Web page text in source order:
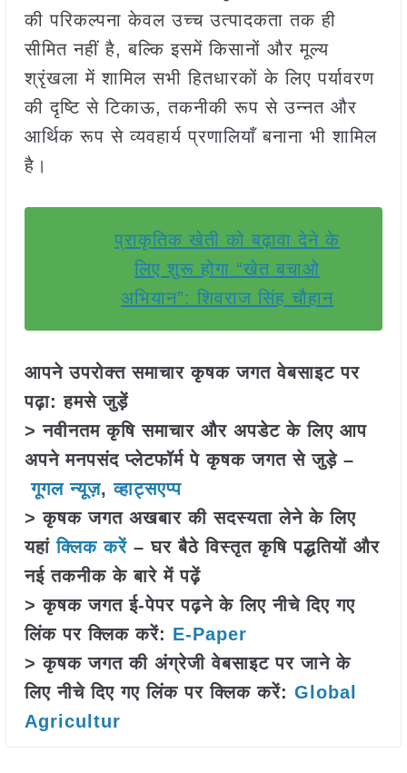
की परिकल्पना केवल उच्च उत्पादकता तक ही
सीमित नहीं है, बल्कि इसमें किसानों और मूल्य
श्रृंखला में शामिल सभी हितधारकों के लिए पर्यावरण
की दृष्टि से टिकाऊ, तकनीकी रूप से उन्नत और
आर्थिक रूप से व्यवहार्य प्रणालियाँ बनाना भी शामिल
है।
प्राकृतिक खेती को बढ़ावा देने के
लिए शुरू होगा “खेत बचाओ
अभियान”: शिवराज सिंह चौहान
आपने उपरोक्त समाचार कृषक जगत वेबसाइट पर
पढ़ा: हमसे जुड़ें
> नवीनतम कृषि समाचार और अपडेट के लिए आप
अपने मनपसंद प्लेटफॉर्म पे कृषक जगत से जुड़े –
गूगल न्यूज़,व्हाट्सएप्प
> कृषक जगत अखबार की सदस्यता लेने के लिए
यहांक्लिक करें– घर बैठे विस्तृत कृषि पद्धतियों और
नई तकनीक के बारे में पढ़ें
> कृषक जगत ई-पेपर पढ़ने के लिए नीचे दिए गए
लिंक पर क्लिक करें: E-Paper
> कृषक जगत की अंग्रेजी वेबसाइट पर जाने के
लिए नीचे दिए गए लिंक पर क्लिक करें: Global
Agricultur